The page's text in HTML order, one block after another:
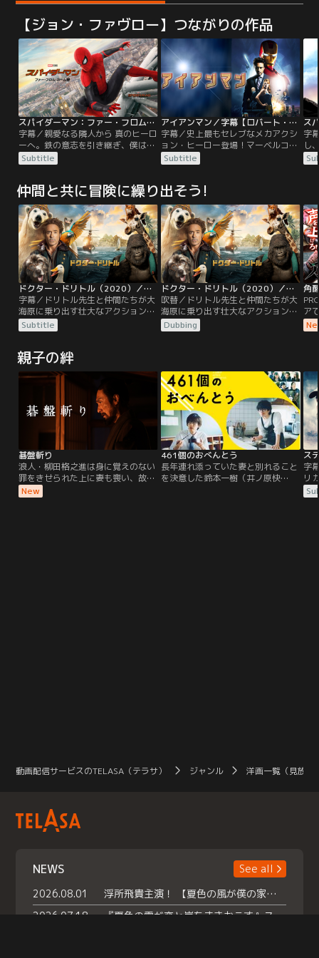
【ジョン・ファヴロー】つながりの作品
スパイダーマン：ファー・フロム・ホーム／字幕
字幕／親愛なる隣人から 真のヒーロ
ーへ。鉄の意志を引き継ぎ、僕は闘
う。ピーターは夏休みに、学校の友
人たちとヨーロッパ旅行に出かけ
元S.H.I.E.L.D.長官であるニック・フ
ューリーだった。迫りくる新たな脅
威を察したニックは、スパイダーマ
ンの力を必要としていたのだ。目の
前に立ちはだかる脅威に立ち向かう
使命を…。
Subtitle
アイアンマン／字幕【ロバート・ダウニー・Jr主演】
字幕／史上最もセレブなメカアクシ
ョン・ヒーロー登場！マーベルコミ
ックの人気キャラクターをロバー
ト・ダウニー・Jrで実写化したSFア
長であり、天才発明家の男が、テロ
グループに拉致されたことをきっか
けに、自ら最強の戦闘用パワードス
ーツを開発し、テロ撲滅に立ち上が
る！
Subtitle
字
し
＝
の
た
を
日
ャ
機
仲間と共に冒険に繰り出そう!
ドクター・ドリトル（2020）／字幕
字幕／ドリトル先生と仲間たちが大
海原に乗り出す壮大なアクション・
アドベンチャー！！動物と話せるド
リトル先生は、名医だが変わり者。
とひっそりと暮らしていた。しか
し、若き女王が重い病に倒れたと聞
き、ドリトル先生は女王を救える唯
一の治療法を求めて伝説の島へと冒
険の旅に出発する。
Subtitle
ドクター・ドリトル（2020）／吹替
吹替／ドリトル先生と仲間たちが大
海原に乗り出す壮大なアクション・
アドベンチャー！！動物と話せるド
リトル先生は、名医だが変わり者。
き、ドリトル先生は女王を救える唯
一の治療法を求めて伝説の島へと冒
険の旅に出発する。
Dubbing
角
ア
ト
親子の絆
碁盤斬り
浪人・柳田格之進は身に覚えのない
罪をきせられた上に妻も喪い、故郷
の彦根藩を追われ、娘のお絹とふた
り、江戸の貧乏長屋で暮らしてい
New
461個のおべんとう
長年連れ添っていた妻と別れること
を決意した鈴本一樹（井ノ原快
字
リ
ル
彼
動画配信サービスのTELASA（テラサ） ジャンル 洋画一覧（見放題
NEWS
See all
2026.08.01
浮所飛貴主演！ 【夏色の風が僕の家にやってきた】 本日よりテラサで独占配信スタート！
2026.07.18
『夏色の雲が恋と嵐をまきおこす』スペシャルメイキング 【Part1】2026年７月18日（土）23時30分～配信スタート！話題のシーンの裏側を大公開！豪華キャスト大集合！ 『武宮家 真夏の家族会議』開催！